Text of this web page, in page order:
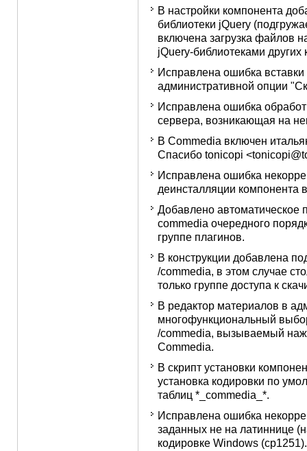
В настройки компонента
библиотеки jQuery
включена загрузка файлов
jQuery-библиотеками других
Исправлена ошибка
административной опции
Исправлена ошибка
сервера, возникающая на
В Commedia включен
Спасибо tonicopi
Исправлена ошибка
деинсталляции компонента
Добавлено автоматическое
commedia очередного
группе плагинов.
В конструкции добавлена
/commedia, в этом случае
только группе доступа к
В редактор материалов в
многофункциональный
/commedia, вызываемый
Commedia.
В скрипт установки
установка кодировки по
таблиц *_commedia_*.
Исправлена ошибка
заданных не на латиннице
кодировке Windows (cp1251).